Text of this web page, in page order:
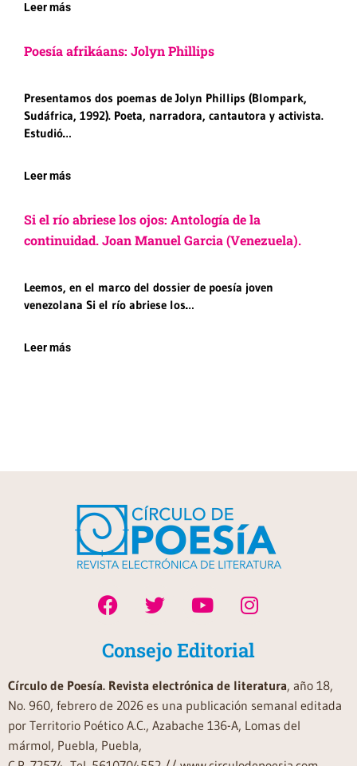
Leer más
Poesía afrikáans: Jolyn Phillips
Presentamos dos poemas de Jolyn Phillips (Blompark,
Sudáfrica, 1992). Poeta, narradora, cantautora y activista.
Estudió…
Leer más
Si el río abriese los ojos: Antología de la
continuidad. Joan Manuel Garcia (Venezuela).
Leemos, en el marco del dossier de poesía joven
venezolana Si el río abriese los…
Leer más
Consejo Editorial
Círculo de Poesía. Revista electrónica de literatura, año 18,
No. 960, febrero de 2026 es una publicación semanal editada
por Territorio Poético A.C., Azabache 136-A, Lomas del
mármol, Puebla, Puebla,